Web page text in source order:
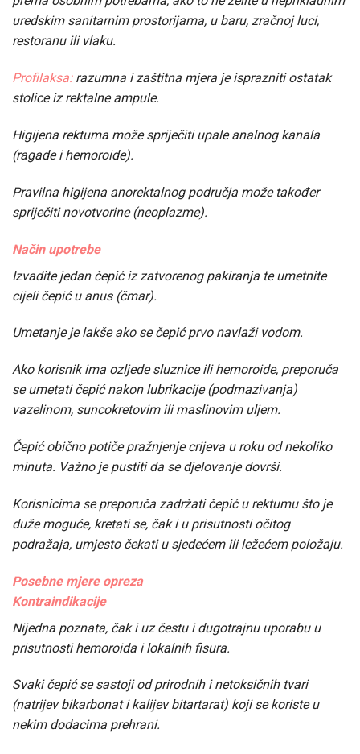
uredskim sanitarnim prostorijama, u baru, zračnoj luci,
restoranu ili vlaku.
Profilaksa:razumna i zaštitna mjera je isprazniti ostatak
stolice iz rektalne ampule.
Higijena rektuma može spriječiti upale analnog kanala
(ragade i hemoroide).
Pravilna higijena anorektalnog područja može također
spriječiti novotvorine (neoplazme).
Način upotrebe
Izvadite jedan čepić iz zatvorenog pakiranja te umetnite
cijeli čepić u anus (čmar).
Umetanje je lakše ako se čepić prvo navlaži vodom.
Ako korisnik ima ozljede sluznice ili hemoroide, preporuča
se umetati čepić nakon lubrikacije (podmazivanja)
vazelinom, suncokretovim ili maslinovim uljem.
Čepić obično potiče pražnjenje crijeva u roku od nekoliko
minuta. Važno je pustiti da se djelovanje dovrši.
Korisnicima se preporuča zadržati čepić u rektumu što je
duže moguće, kretati se, čak i u prisutnosti očitog
podražaja, umjesto čekati u sjedećem ili ležećem položaju.
Posebne mjere opreza
Kontraindikacije
Nijedna poznata, čak i uz čestu i dugotrajnu uporabu u
prisutnosti hemoroida i lokalnih fisura.
Svaki čepić se sastoji od prirodnih i netoksičnih tvari
(natrijev bikarbonat i kalijev bitartarat) koji se koriste u
nekim dodacima prehrani.